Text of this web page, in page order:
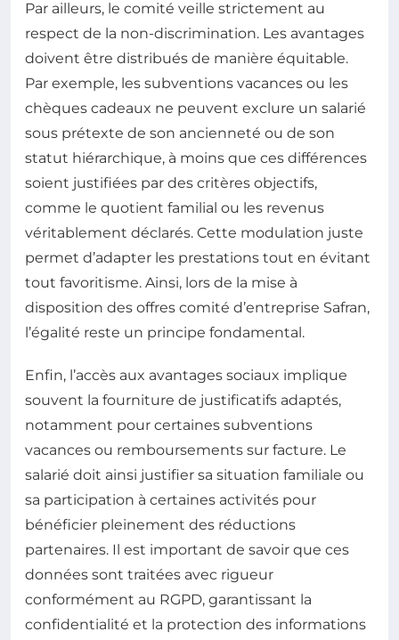
Par ailleurs, le comité veille strictement au
respect de la non-discrimination. Les avantages
doivent être distribués de manière équitable.
Par exemple, les subventions vacances ou les
chèques cadeaux ne peuvent exclure un salarié
sous prétexte de son ancienneté ou de son
statut hiérarchique, à moins que ces différences
soient justifiées par des critères objectifs,
comme le quotient familial ou les revenus
véritablement déclarés. Cette modulation juste
permet d’adapter les prestations tout en évitant
tout favoritisme. Ainsi, lors de la mise à
disposition des offres comité d’entreprise Safran,
l’égalité reste un principe fondamental.
Enfin, l’accès aux avantages sociaux implique
souvent la fourniture de justificatifs adaptés,
notamment pour certaines subventions
vacances ou remboursements sur facture. Le
salarié doit ainsi justifier sa situation familiale ou
sa participation à certaines activités pour
bénéficier pleinement des réductions
partenaires. Il est important de savoir que ces
données sont traitées avec rigueur
conformément au RGPD, garantissant la
confidentialité et la protection des informations